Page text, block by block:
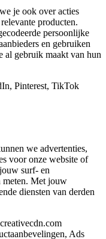
je ook over acties
producten.
persoonlijke
en gebruiken
al gebruik maakt van hun
Pinterest, TikTok
we advertenties,
voor onze website of
surf- en
meten. Met jouw
diensten van derden
Ads